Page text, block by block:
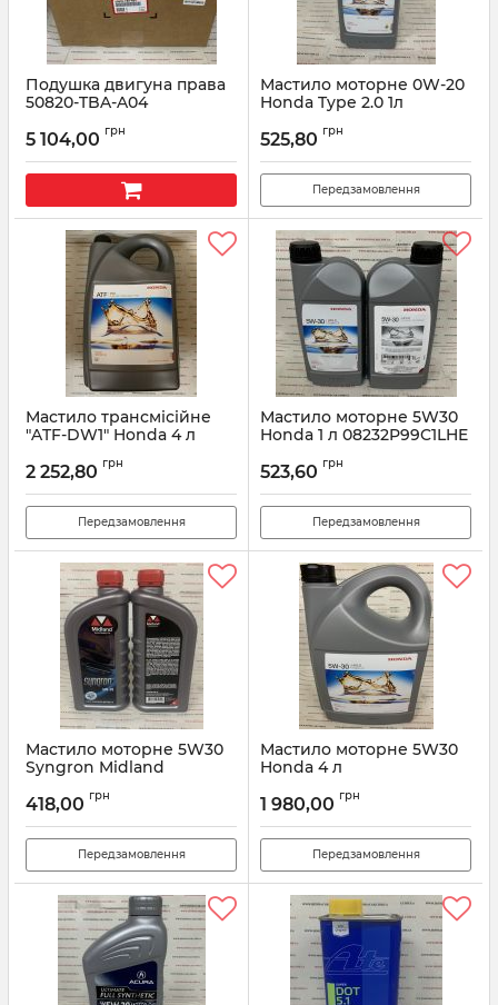
Подушка двигуна права
50820-TBA-A04
5 104,00 грн
Мастило моторне 0W-20
Honda Type 2.0 1л
Артикул: R2029901701L5
525,80 грн
Передзамовлення
Мастило трансмісійне
"ATF-DW1" Honda 4 л
Артикул: 0826899904HE
2 252,80 грн
Передзамовлення
Мастило моторне 5W30
Honda 1 л 08232P99C1LHE
523,60 грн
Передзамовлення
Мастило моторне 5W30
Syngron Midland
418,00 грн
Передзамовлення
Мастило моторне 5W30
Honda 4 л
Артикул: 08232P99C4LHE
1 980,00 грн
Передзамовлення